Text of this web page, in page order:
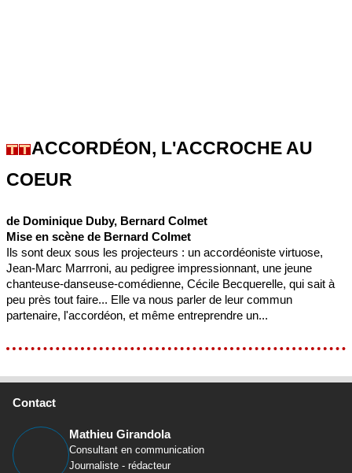
ACCORDÉON, L'ACCROCHE AU
COEUR
de Dominique Duby, Bernard Colmet
Mise en scène de Bernard Colmet
Ils sont deux sous les projecteurs : un accordéoniste virtuose,
Jean-Marc Marrroni, au pedigree impressionnant, une jeune
chanteuse-danseuse-comédienne, Cécile Becquerelle, qui sait à
peu près tout faire... Elle va nous parler de leur commun
partenaire, l'accordéon, et même entreprendre un...
Contact
Mathieu Girandola
Consultant en communication
Journaliste - rédacteur